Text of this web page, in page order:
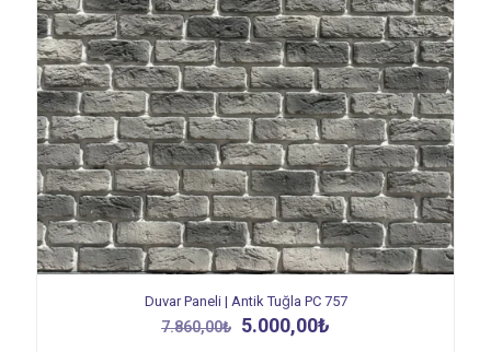
Duvar Paneli | Antik Tuğla PC 757
7.860,00₺ Orijinal
5.000,00₺